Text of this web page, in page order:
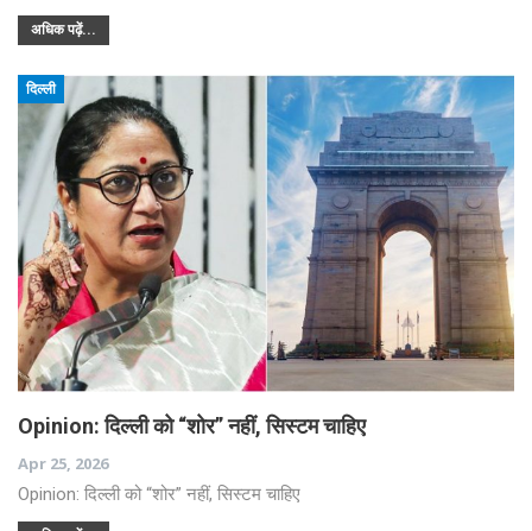
अधिक पढ़ें...
दिल्ली
Opinion: दिल्ली को “शोर” नहीं, सिस्टम चाहिए
Apr 25, 2026
Opinion: दिल्ली को “शोर” नहीं, सिस्टम चाहिए